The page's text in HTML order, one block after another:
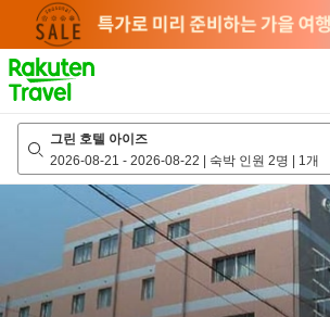
page
그린 호텔 아이즈
2026-08-21 - 2026-08-22 | 숙박 인원 2명 | 1개